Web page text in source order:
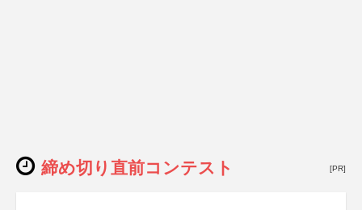
締め切り直前コンテスト [PR]